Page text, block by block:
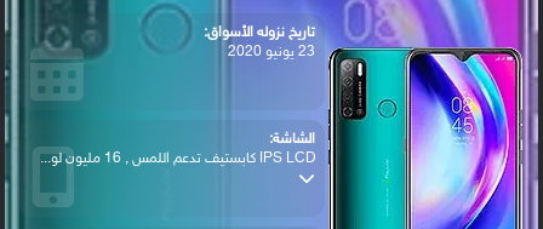
تاريخ نزوله الأسواق:
23 يونيو 2020
الشاشة:
IPS LCD كابستيف تدعم اللمس , 16 مليون لو...